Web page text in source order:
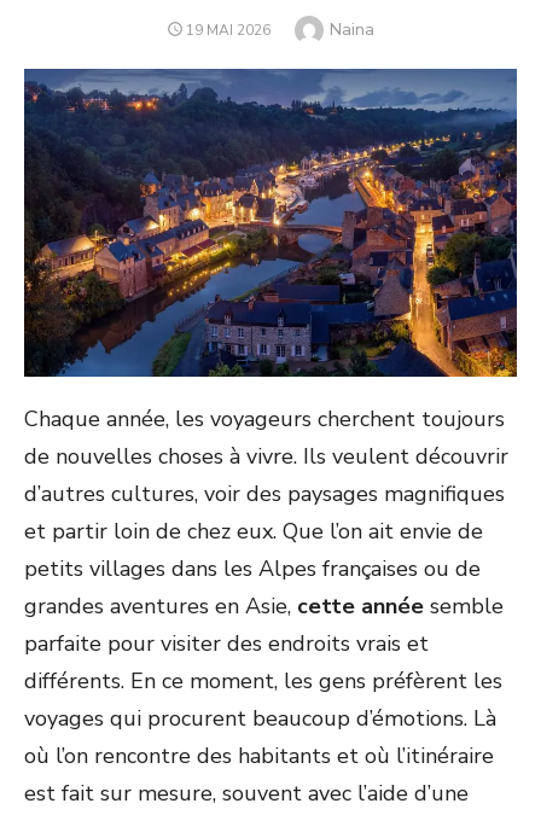
POSTED
19 MAI 2026 Author
Naina
Chaque année, les voyageurs cherchent toujours
de nouvelles choses à vivre. Ils veulent découvrir
d’autres cultures, voir des paysages magnifiques
et partir loin de chez eux. Que l’on ait envie de
petits villages dans les Alpes françaises ou de
grandes aventures en Asie, cette année semble
parfaite pour visiter des endroits vrais et
différents. En ce moment, les gens préfèrent les
voyages qui procurent beaucoup d’émotions. Là
où l’on rencontre des habitants et où l’itinéraire
est fait sur mesure, souvent avec l’aide d’une